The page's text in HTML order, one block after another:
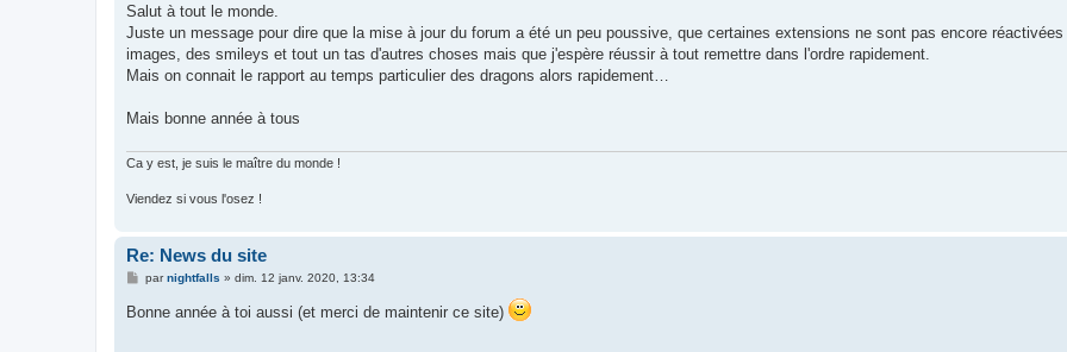
s
a
g
Salut à tout le monde.
Juste un message pour dire que la mise à jour du forum a été un peu poussive, que certaines extensions ne sont pas encore réactivées
images, des smileys et tout un tas d'autres choses mais que j'espère réussir à tout remettre dans l'ordre rapidement.
Mais on connait le rapport au temps particulier des dragons alors rapidement…
Mais bonne année à tous
Ca y est, je suis le maître du monde !
Viendez si vous l'osez !
Re: News du site
M
s
parnightfalls » dim. 12 janv. 2020, 13:34
Bonne année à toi aussi (et merci de maintenir ce site)